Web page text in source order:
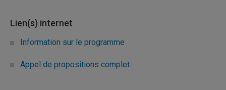
Lien(s) internet
Information sur le programme
Appel de propositions complet